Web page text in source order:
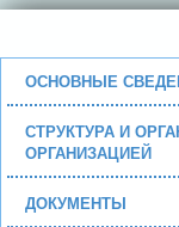
ОСНОВНЫЕ
СТРУКТУРА И
ОРГАНИЗАЦИЕЙ
ДОКУМЕНТЫ